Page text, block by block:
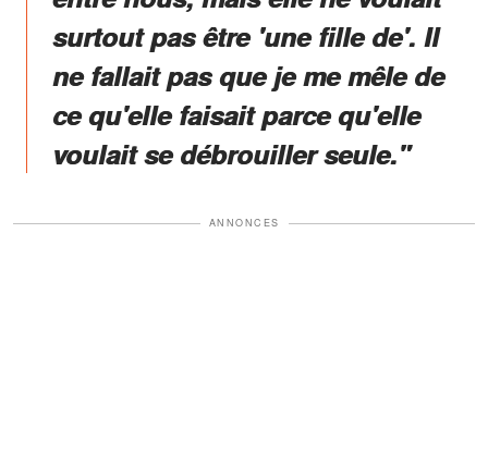
surtout pas être 'une fille de'. Il
ne fallait pas que je me mêle de
ce qu'elle faisait parce qu'elle
voulait se débrouiller seule."
ANNONCES